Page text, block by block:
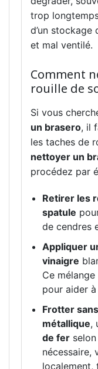
trop
d’un stockage
et mal ventilé.
Comment
rouille de
Si vous
un brasero, il
les taches de
nettoyer un
procédez par
Retirer les
spatule
de cendres
Appliquer
vinaigre
Ce
pour aider
Frotter
métallique,
de fer
nécessaire,
localement,